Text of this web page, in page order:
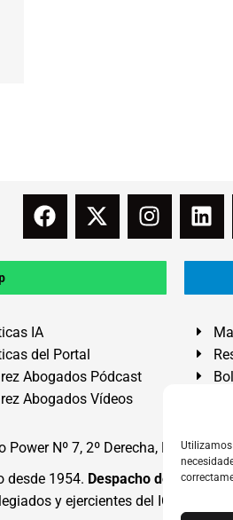
Utilizamos
IA
del Portal
Abogados Pódcast
Abogados Vídeos
Power Nº 7, 2º Derecha, El
desde 1954. Despacho de
y ejercientes del ICATF.